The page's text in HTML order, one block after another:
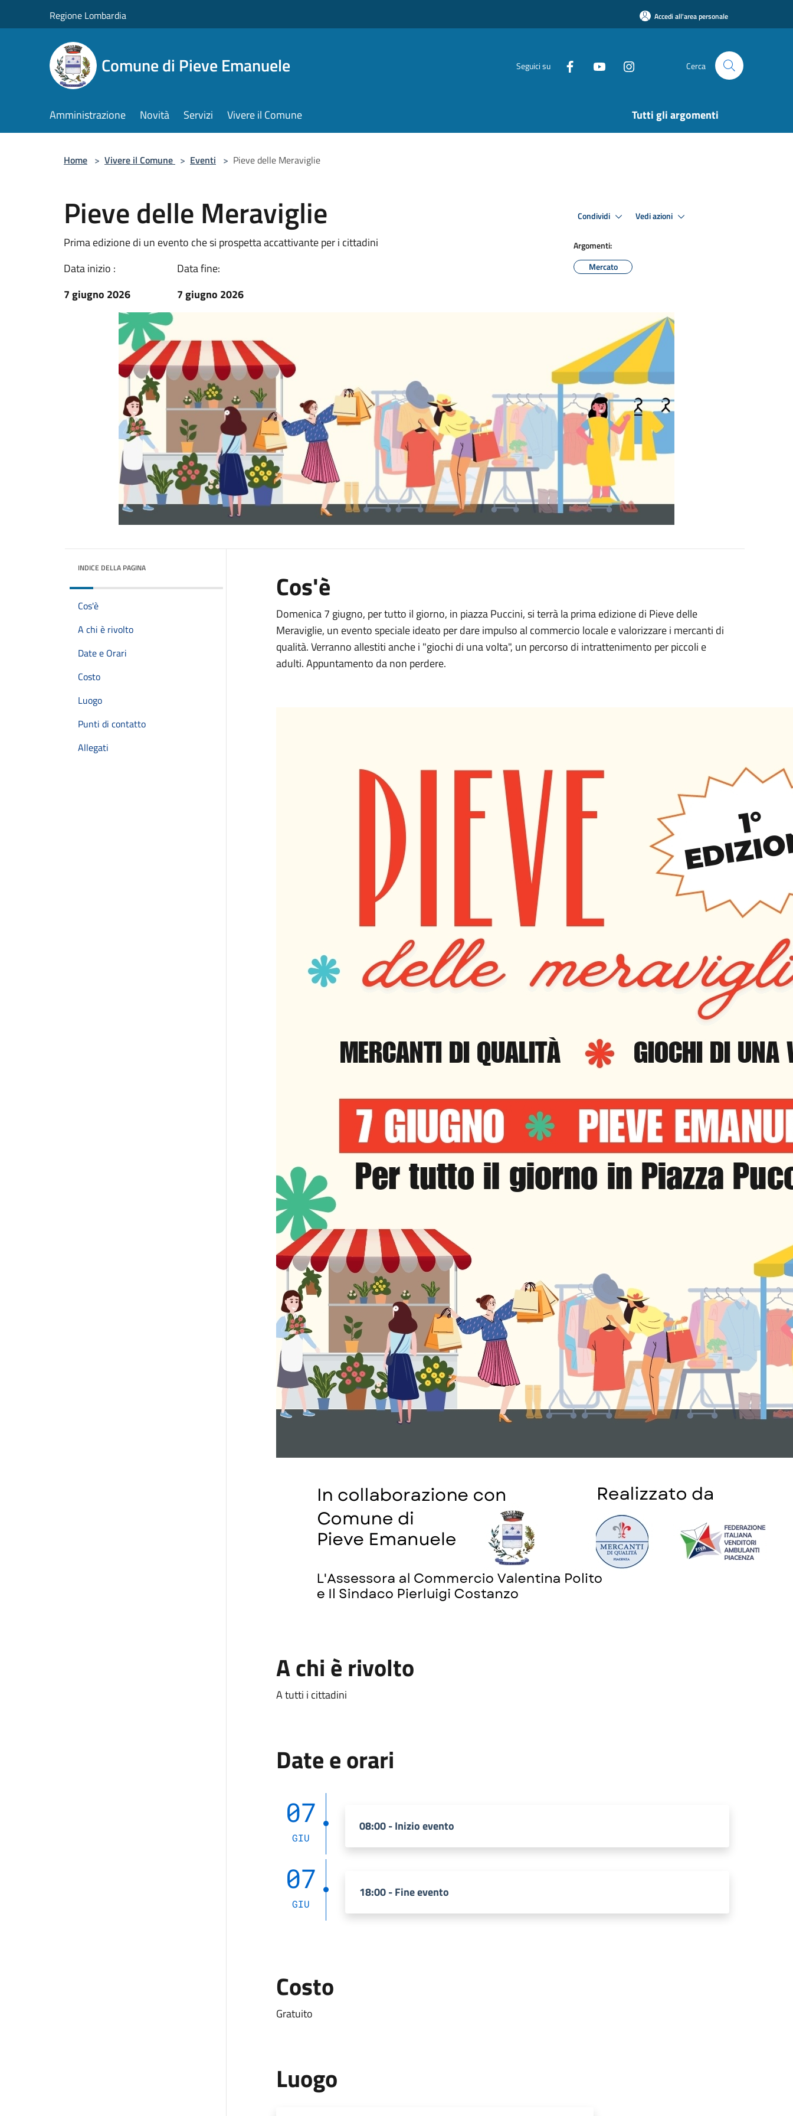
Regione Lombardia Accedi all'area personale
Comune di Pieve Emanuele Seguici su Cerca
Amministrazione Novità Servizi Vivere il Comune Tutti gli argomenti
Home > Vivere il Comune > Eventi > Pieve delle Meraviglie
Pieve delle Meraviglie
Prima edizione di un evento che si prospetta accattivante per i cittadini
Data inizio :
7 giugno 2026
Data fine:
7 giugno 2026
Condividi Vedi azioni
Argomenti:
Mercato
INDICE DELLA PAGINA
Cos'è
A chi è rivolto
Date e Orari
Costo
Luogo
Punti di contatto
Allegati
Cos'è
Domenica 7 giugno, per tutto il giorno, in piazza Puccini, si terrà la prima edizione di Pieve delle
Meraviglie, un evento speciale ideato per dare impulso al commercio locale e valorizzare i mercanti di
qualità. Verranno allestiti anche i "giochi di una volta", un percorso di intrattenimento per piccoli e
adulti. Appuntamento da non perdere.
A chi è rivolto
A tutti i cittadini
Date e orari
07
GIU
08:00 - Inizio evento
07
GIU
18:00 - Fine evento
Costo
Gratuito
Luogo